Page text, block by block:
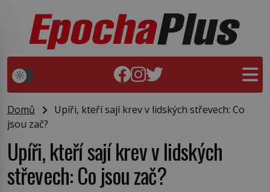
Domů
Upíři, kteří sají krev v lidských střevech: Co
jsou zač?
Upíři, kteří sají krev v lidských
střevech: Co jsou zač?